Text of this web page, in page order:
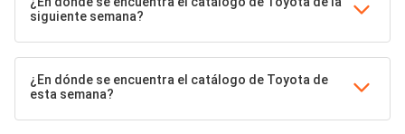
siguiente semana?
¿En dónde se encuentra el catálogo de Toyota de
esta semana?